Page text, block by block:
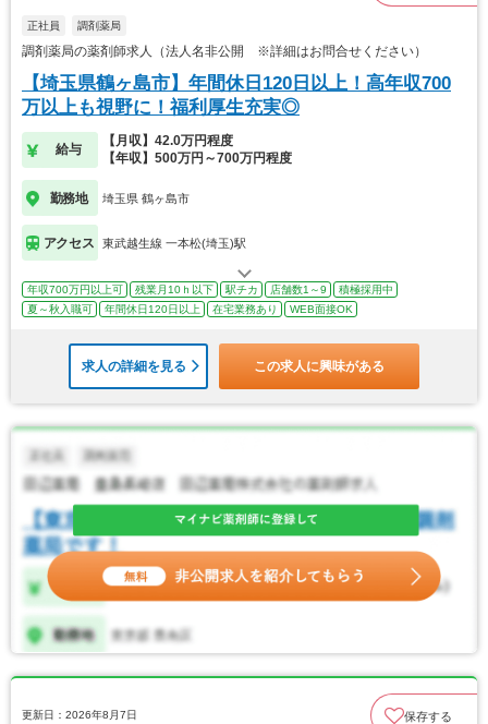
正社員 調剤薬局
調剤薬局の薬剤師求人（法人名非公開 ※詳細はお問合せください）
【埼玉県鶴ヶ島市】年間休日120日以上！高年収700
万以上も視野に！福利厚生充実◎
給与
【月収】42.0万円程度
【年収】500万円～700万円程度
勤務地 埼玉県 鶴ヶ島市
アクセス 東武越生線 一本松(埼玉)駅
年収700万円以上可 残業月10ｈ以下 駅チカ 店舗数1～9
積極採用中
夏～秋入職可
年間休日120日以上 在宅業務あり WEB面接OK
求人の詳細を見る この求人に興味がある
更新日：2026年8月7日 保存する